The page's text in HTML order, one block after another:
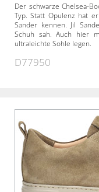
Der schwarze Chelsea-
Typ. Statt Opulenz hat
Sander kennen. Jil
Schuh sah. Auch hier
ultraleichte Sohle legen.
D77950